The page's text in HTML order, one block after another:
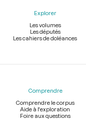
Explorer
Les volumes
Les députés
Les cahiers de doléances
Comprendre
Comprendre le corpus
Aide à l'exploration
Foire aux questions